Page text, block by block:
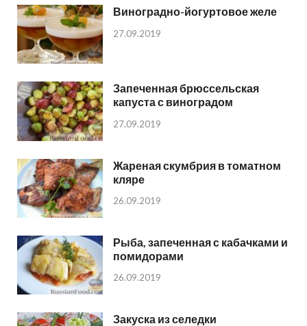
Виноградно-йогуртовое желе
27.09.2019
Запеченная брюссельская
капуста с виноградом
27.09.2019
Жареная скумбрия в томатном
кляре
26.09.2019
Рыба, запеченная с кабачками и
помидорами
26.09.2019
Закуска из селедки